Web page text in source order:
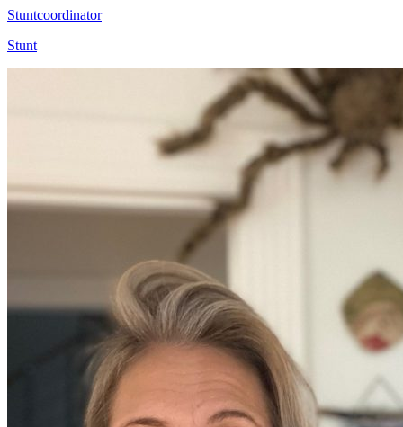
Stuntcoordinator
Stunt